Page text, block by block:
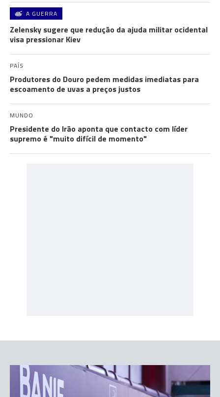
A GUERRA
Zelensky sugere que redução da ajuda militar ocidental
visa pressionar Kiev
PAÍS
Produtores do Douro pedem medidas imediatas para
escoamento de uvas a preços justos
MUNDO
Presidente do Irão aponta que contacto com líder
supremo é "muito difícil de momento"